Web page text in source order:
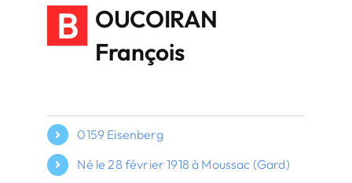
B
OUCOIRAN
François
0159 Eisenberg
Né le 28 février 1918 à Moussac (Gard)